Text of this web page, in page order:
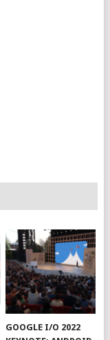
GOOGLE I/O 2022